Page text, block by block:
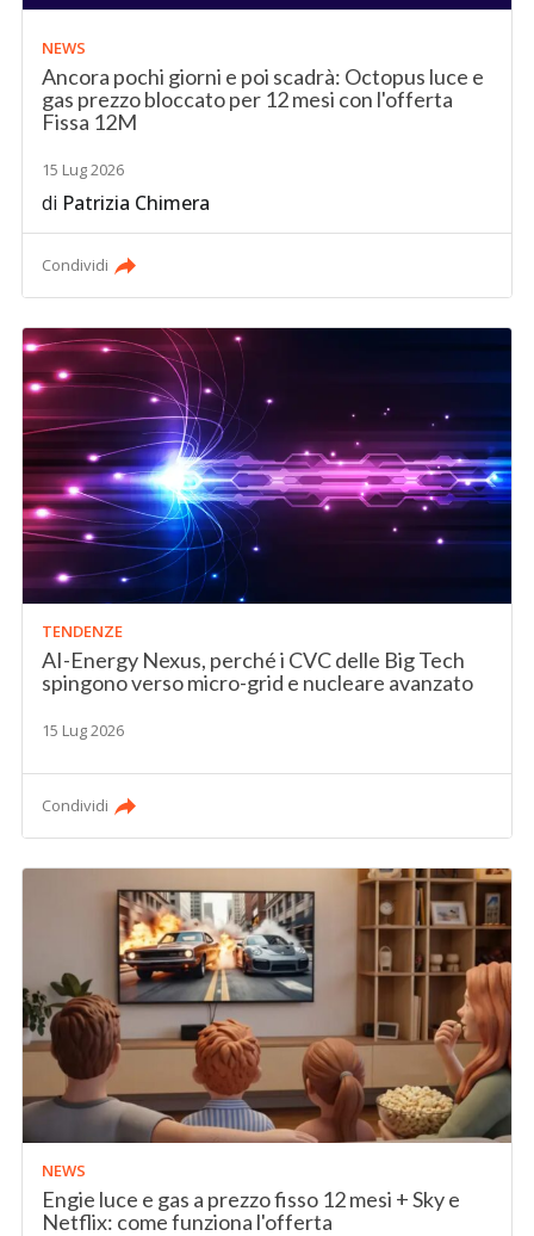
NEWS
Ancora pochi giorni e poi scadrà: Octopus luce e
gas prezzo bloccato per 12 mesi con l'offerta
Fissa 12M
15 Lug 2026
di Patrizia Chimera
Condividi
TENDENZE
AI-Energy Nexus, perché i CVC delle Big Tech
spingono verso micro-grid e nucleare avanzato
15 Lug 2026
Condividi
NEWS
Engie luce e gas a prezzo fisso 12 mesi + Sky e
Netflix: come funziona l'offerta